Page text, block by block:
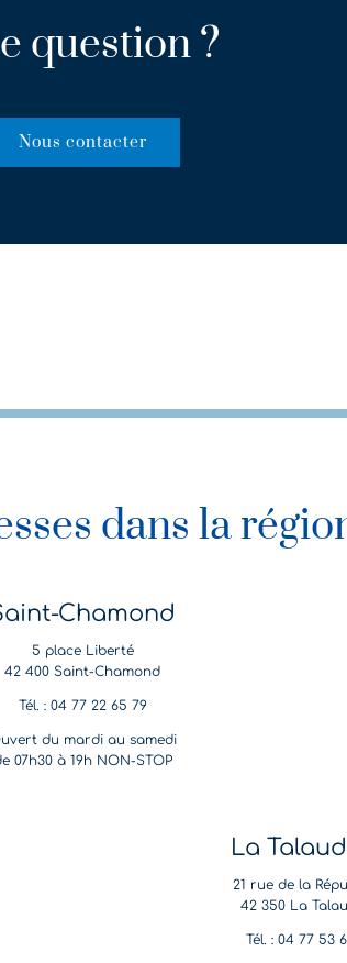
question ?
Nous contacter
dans la
Chamond
5 place Liberté
42 400 Saint-Chamond
Tél. : 04 77 22 65 79
du mardi au samedi
07h30 à 19h NON-STOP
La
21 rue de la
42 350 La
Tél. : 04 77 53